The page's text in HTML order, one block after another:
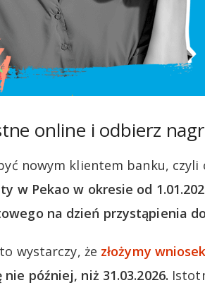
online i odbierz
nowym klientem banku, czyli
w Pekao w okresie od
na dzień przystąpienia
wystarczy, że złożymy
później, niż 31.03.2026.